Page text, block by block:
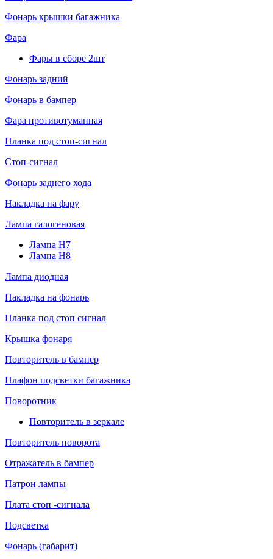
Фонарь крышки багажника
Фара
Фары в сборе 2шт
Фонарь задний
Фонарь в бампер
Фара противотуманная
Планка под стоп-сигнал
Стоп-сигнал
Фонарь заднего хода
Накладка на фару
Лампа галогеновая
Лампа H7
Лампа H8
Лампа диодная
Накладка на фонарь
Планка под стоп сигнал
Крышка фонаря
Повторитель в бампер
Плафон подсветки багажника
Поворотник
Повторитель в зеркале
Повторитель поворота
Отражатель в бампер
Патрон лампы
Плата стоп -сигнала
Подсветка
Фонарь (габарит)